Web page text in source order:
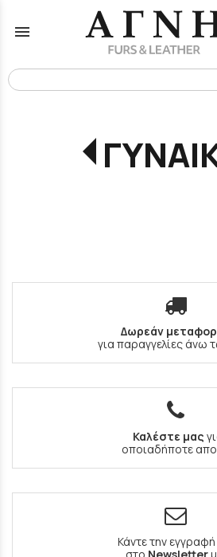
menu
Δωρεάν
για παραγγελίες άνω
Καλέστε μας
οποιαδήποτε
Κάντε την